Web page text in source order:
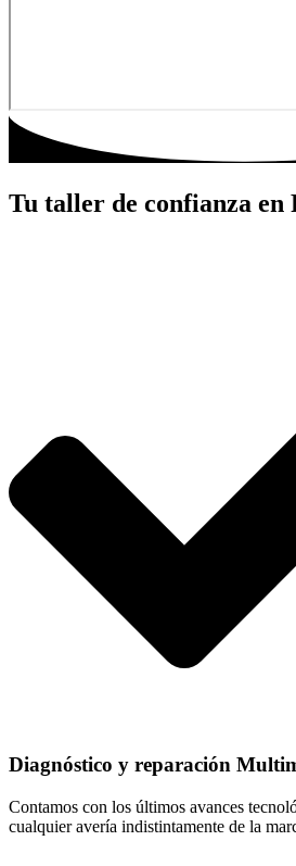
Tu taller de confianza en
Diagnóstico y reparación
Contamos con los últimos avances
cualquier avería indistintamente de la